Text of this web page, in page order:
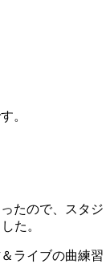
。
たので、スタジ
た。
ライブの曲練習